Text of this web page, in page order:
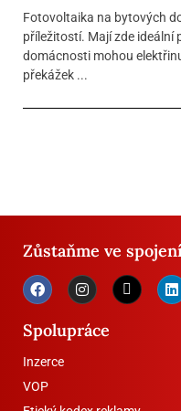
Fotovoltaika na bytových
příležitostí. Mají zde ideální
domácnosti mohou
překážek ...
Zůstaňme ve
Spolupráce
Inzerce
VOP